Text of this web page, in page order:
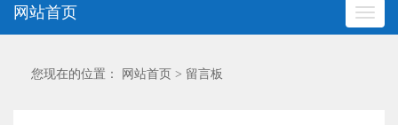
网站首页
您现在的位置： 网站首页 > 留言板